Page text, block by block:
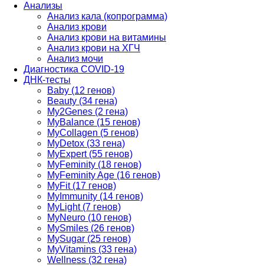
Анализы
Анализ кала (копрограмма)
Анализ крови
Анализ крови на витамины
Анализ крови на ХГЧ
Анализ мочи
Диагностика COVID-19
ДНК-тесты
Baby (12 генов)
Beauty (34 гена)
My2Genes (2 гена)
MyBalance (15 генов)
MyCollagen (5 генов)
MyDetox (33 гена)
MyExpert (55 генов)
MyFeminity (18 генов)
MyFeminity Age (16 генов)
MyFit (17 генов)
MyImmunity (14 генов)
MyLight (7 генов)
MyNeuro (10 генов)
MySmiles (26 генов)
MySugar (25 генов)
MyVitamins (33 гена)
Wellness (32 гена)